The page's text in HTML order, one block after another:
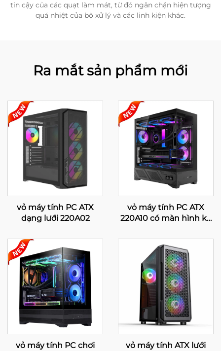
tin cậy của các quạt làm mát, từ đó ngăn chặn hiện tượng
quá nhiệt của bộ xử lý và các linh kiện khác.
Ra mắt sản phẩm mới
vỏ máy tính PC ATX
dạng lưới 220A02
vỏ máy tính PC ATX
220A10 có màn hình kỹ
vỏ máy tính PC chơi
vỏ máy tính ATX lưới